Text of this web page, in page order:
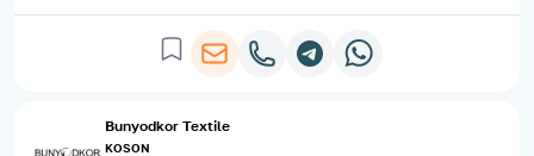
Bunyodkor Textile
KOSON